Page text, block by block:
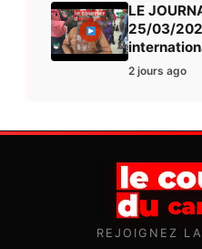
LE
25/03/
2 jours ago
REJOIGNEZ